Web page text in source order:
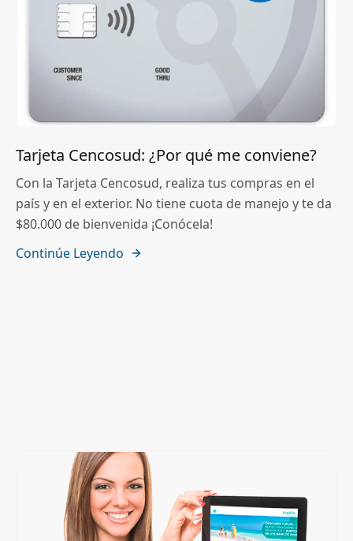
Tarjeta Cencosud: ¿Por qué me conviene?
Con la Tarjeta Cencosud, realiza tus compras en el
país y en el exterior. No tiene cuota de manejo y te da
$80.000 de bienvenida ¡Conócela!
Continúe Leyendo